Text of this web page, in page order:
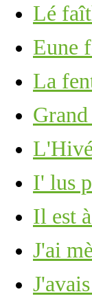
Lé
Eune
La
I' lus
Il est
J'ai